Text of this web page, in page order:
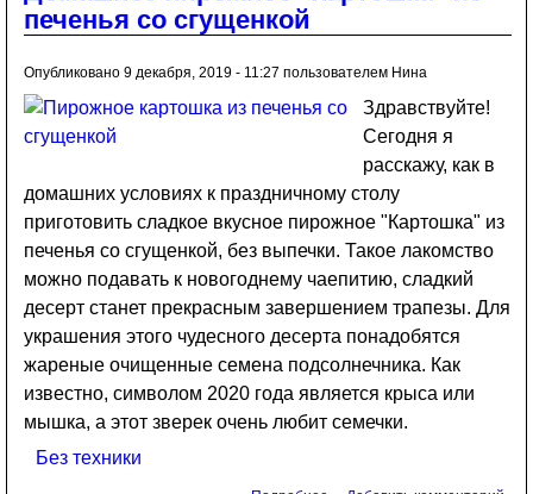
печенья со сгущенкой
Опубликовано 9 декабря, 2019 - 11:27 пользователем Нина
Здравствуйте!
Сегодня я
расскажу, как в
домашних условиях к праздничному столу
приготовить сладкое вкусное пирожное "Картошка" из
печенья со сгущенкой, без выпечки. Такое лакомство
можно подавать к новогоднему чаепитию, сладкий
десерт станет прекрасным завершением трапезы. Для
украшения этого чудесного десерта понадобятся
жареные очищенные семена подсолнечника. Как
известно, символом 2020 года является крыса или
мышка, а этот зверек очень любит семечки.
Без техники